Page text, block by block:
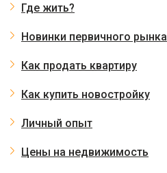
Где жить?
Новинки первичного рынка
Как продать квартиру
Как купить новостройку
Личный опыт
Цены на недвижимость